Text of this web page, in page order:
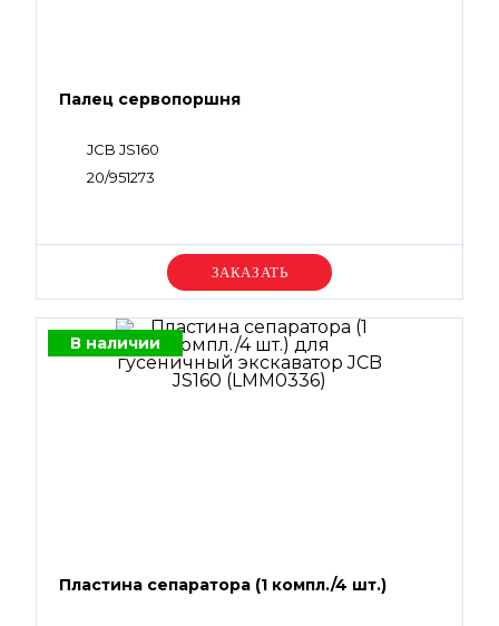
Палец сервопоршня
JCB JS160
20/951273
Уточняйте цену
В наличии
Пластина сепаратора (1 компл./4 шт.)